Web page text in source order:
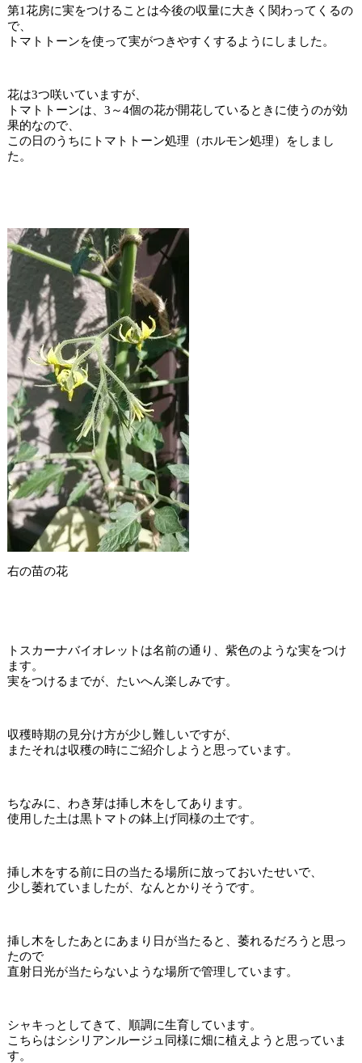
第1花房に実をつけることは今後の収量に大きく関わってくるの
で、
トマトトーンを使って実がつきやすくするようにしました。
花は3つ咲いていますが、
トマトトーンは、3～4個の花が開花しているときに使うのが効
果的なので、
この日のうちにトマトトーン処理（ホルモン処理）をしまし
た。
右の苗の花
トスカーナバイオレットは名前の通り、紫色のような実をつけ
ます。
実をつけるまでが、たいへん楽しみです。
収穫時期の見分け方が少し難しいですが、
またそれは収穫の時にご紹介しようと思っています。
ちなみに、わき芽は挿し木をしてあります。
使用した土は黒トマトの鉢上げ同様の土です。
挿し木をする前に日の当たる場所に放っておいたせいで、
少し萎れていましたが、なんとかりそうです。
挿し木をしたあとにあまり日が当たると、萎れるだろうと思っ
たので
直射日光が当たらないような場所で管理しています。
シャキっとしてきて、順調に生育しています。
こちらはシシリアンルージュ同様に畑に植えようと思っていま
す。